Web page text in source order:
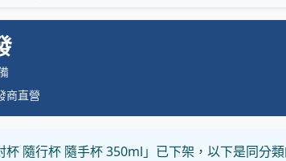
商直營
隨行杯 隨手杯 350ml」已下架，以下是同分